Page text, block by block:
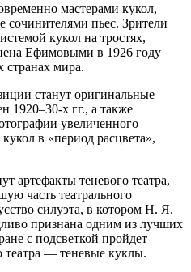
мастерами кукол,
сочинителями пьес. Зрители
кукол на тростях,
Ефимовыми в 1926 году
странах мира.
станут оригинальные
1920–30-х гг., а также
увеличенного
в «период расцвета»,
артефакты теневого театра,
часть театрального
силуэта, в котором Н. Я.
признана одним из лучших
с подсветкой пройдет
театра — теневые куклы.